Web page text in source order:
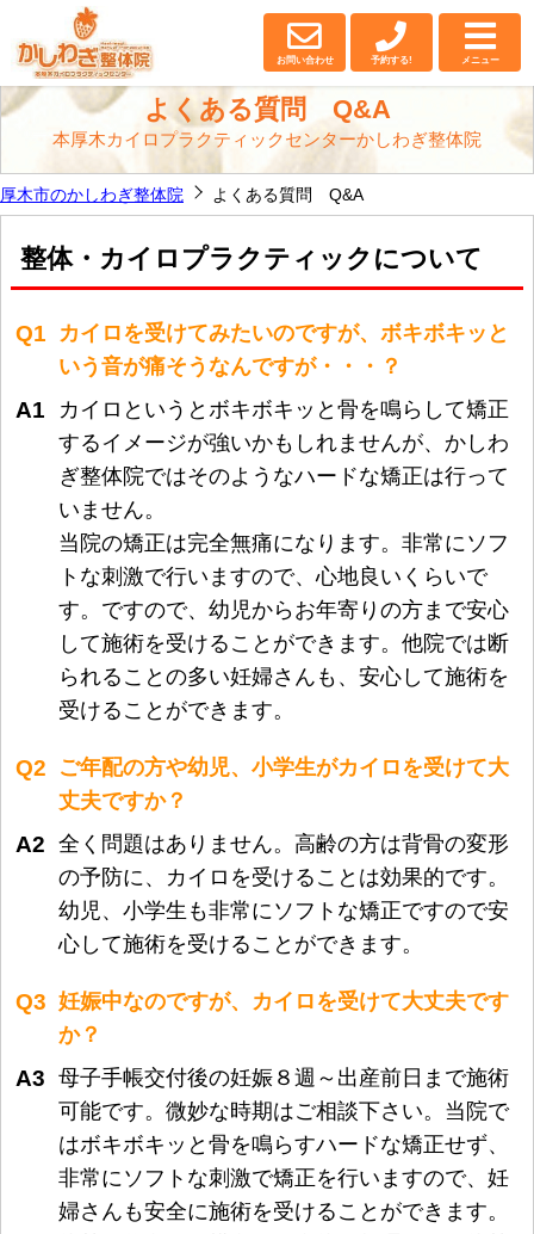
お問い合わせ 予約する! メニュー
よくある質問 Q&A
本厚木カイロプラクティックセンターかしわぎ整体院
厚木市のかしわぎ整体院 よくある質問 Q&A
整体・カイロプラクティックについて
Q1
カイロを受けてみたいのですが、ボキボキッと
いう音が痛そうなんですが・・・？
A1
カイロというとボキボキッと骨を鳴らして矯正
するイメージが強いかもしれませんが、かしわ
ぎ整体院ではそのようなハードな矯正は行って
いません。
当院の矯正は完全無痛になります。非常にソフ
トな刺激で行いますので、心地良いくらいで
す。ですので、幼児からお年寄りの方まで安心
して施術を受けることができます。他院では断
られることの多い妊婦さんも、安心して施術を
受けることができます。
Q2
ご年配の方や幼児、小学生がカイロを受けて大
丈夫ですか？
A2 全く問題はありません。高齢の方は背骨の変形
の予防に、カイロを受けることは効果的です。
幼児、小学生も非常にソフトな矯正ですので安
心して施術を受けることができます。
Q3 妊娠中なのですが、カイロを受けて大丈夫です
か？
A3 母子手帳交付後の妊娠８週～出産前日まで施術
可能です。微妙な時期はご相談下さい。当院で
はボキボキッと骨を鳴らすハードな矯正せず、
非常にソフトな刺激で矯正を行いますので、妊
婦さんも安全に施術を受けることができます。